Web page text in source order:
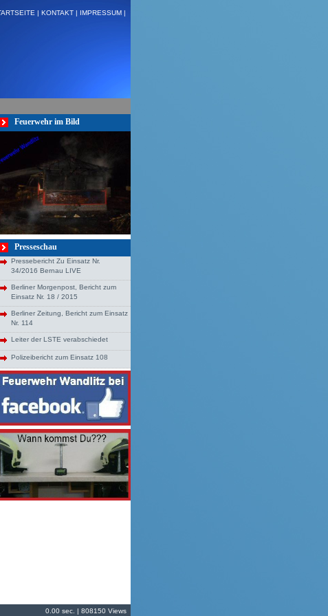
| KONTAKT | IMPRESSUM |
H:VU Klemm, Stolzenhagen + + +
Feuerwehr im Bild
Presseschau
Pressebericht Zu Einsatz Nr.
34/2016 Bernau LIVE
Berliner Morgenpost, Bericht zum
Einsatz Nr. 18 / 2015
Berliner Zeitung, Bericht zum Einsatz
Nr. 114
Leiter der LSTE verabschiedet
Polizeibericht zum Einsatz 108
0.00 sec. | 808150 Views